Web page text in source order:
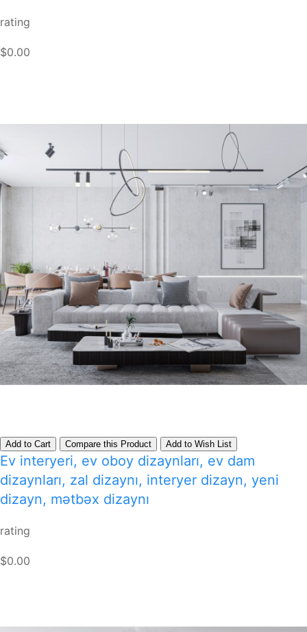
rating
$0.00
Add to Cart Compare this Product Add to Wish List
Ev interyeri, ev oboy dizaynları, ev dam
dizaynları, zal dizaynı, interyer dizayn, yeni
dizayn, mətbəx dizaynı
rating
$0.00